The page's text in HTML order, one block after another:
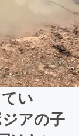
い
アの子